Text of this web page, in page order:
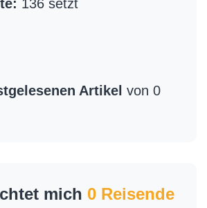
136 setzt
Artikel von 0
mich 0 Reisende